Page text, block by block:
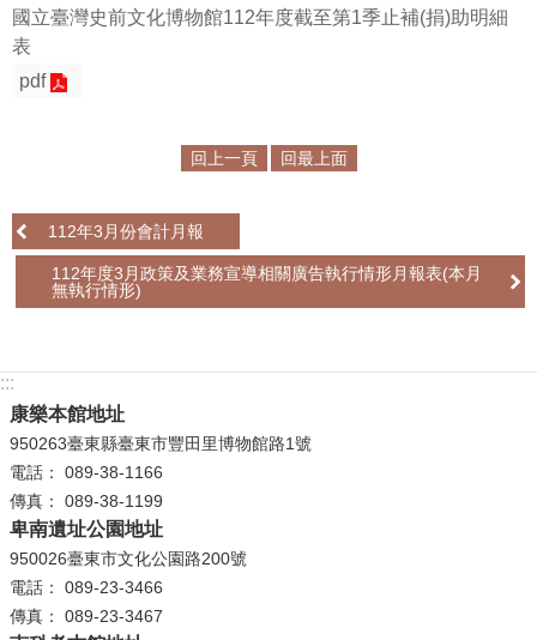
參
觀
展
覽
索
識
們
便
民
服
務
性
別
平
國立臺灣史前文化博物館112年度截至第1季止補(捐)助明細
表
pdf
回上一頁 回最上面
112年3月份會計月報
112年度3月政策及業務宣導相關廣告執行情形月報表(本月
無執行情形)
:::
康樂本館地址
950263臺東縣臺東市豐田里博物館路1號
電話： 089-38-1166
傳真： 089-38-1199
卑南遺址公園地址
950026臺東市文化公園路200號
電話： 089-23-3466
傳真： 089-23-3467